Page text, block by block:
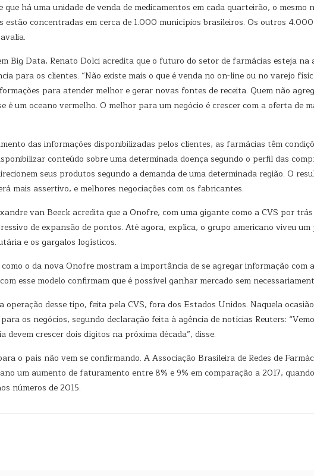
que há uma unidade de venda de medicamentos em cada quarteirão, o
estão concentradas em cerca de 1.000 municípios brasileiros. Os outros
Big Data, Renato Dolci acredita que o futuro do setor de farmácias esteja na
para os clientes. “Não existe mais o que é venda no on-line ou no varejo
para atender melhor e gerar novas fontes de receita. Quem não
é um oceano vermelho. O melhor para um negócio é crescer com a oferta de
das informações disponibilizadas pelos clientes, as farmácias têm
conteúdo sobre uma determinada doença segundo o perfil das
seus produtos segundo a demanda de uma determinada região. O
mais assertivo, e melhores negociações com os fabricantes.
van Beeck acredita que a Onofre, com uma gigante como a CVS por
de expansão de pontos. Até agora, explica, o grupo americano viveu
e os gargalos logísticos.
o da nova Onofre mostram a importância de se agregar informação com
esse modelo confirmam que é possível ganhar mercado sem
desse tipo, feita pela CVS, fora dos Estados Unidos. Naquela
os negócios, segundo declaração feita à agência de notícias Reuters:
devem crescer dois dígitos na próxima década”, disse.
o país não vem se confirmando. A Associação Brasileira de Redes de
um aumento de faturamento entre 8% e 9% em comparação a 2017,
números de 2015.